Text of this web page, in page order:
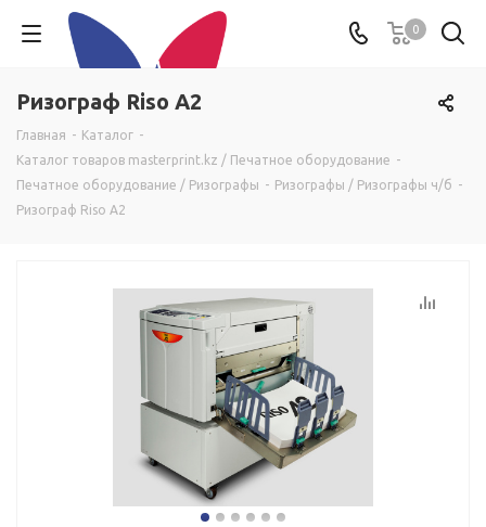
0
Ризограф Riso A2
Главная - Каталог -
Каталог товаров masterprint.kz / Печатное оборудование -
Печатное оборудование / Ризографы - Ризографы / Ризографы ч/б -
Ризограф Riso A2